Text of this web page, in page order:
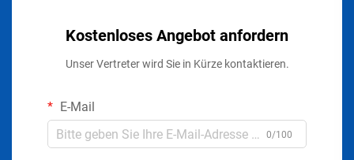
Kostenloses Angebot anfordern
Unser Vertreter wird Sie in Kürze kontaktieren.
E-Mail
0/100